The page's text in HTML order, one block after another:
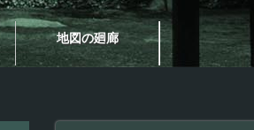
地図の廻廊